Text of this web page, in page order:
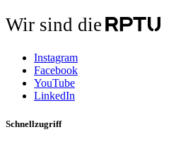
Wir sind die
Instagram
Facebook
YouTube
LinkedIn
Schnellzugriff